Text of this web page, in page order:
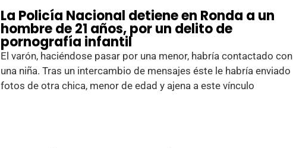
La Policía Nacional detiene en Ronda a un
hombre de 21 años, por un delito de
pornografía infantil
El varón, haciéndose pasar por una menor, habría contactado con
una niña. Tras un intercambio de mensajes éste le habría enviado
fotos de otra chica, menor de edad y ajena a este vínculo